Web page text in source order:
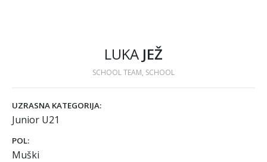
LUKA JEŽ
SCHOOL TEAM, SCHOOL
UZRASNA KATEGORIJA:
Junior U21
POL:
Muški